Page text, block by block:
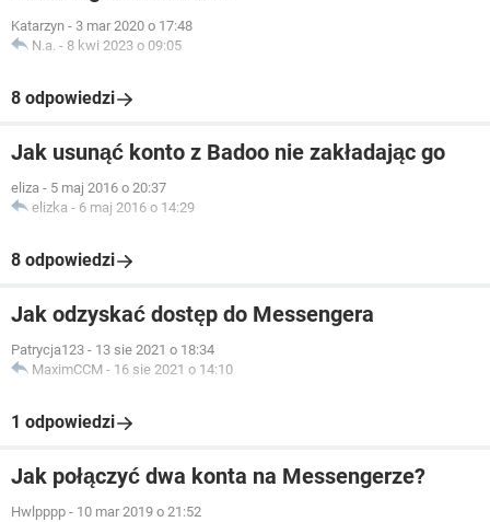
Katarzyn - 3 mar 2020 o 17:48
N.a. - 8 kwi 2023 o 09:05
8 odpowiedzi
Jak usunąć konto z Badoo nie zakładając go
eliza - 5 maj 2016 o 20:37
elizka - 6 maj 2016 o 14:29
8 odpowiedzi
Jak odzyskać dostęp do Messengera
Patrycja123 - 13 sie 2021 o 18:34
MaximCCM - 16 sie 2021 o 14:10
1 odpowiedzi
Jak połączyć dwa konta na Messengerze?
Hwlpppp - 10 mar 2019 o 21:52